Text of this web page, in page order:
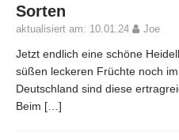
Sorten
aktualisiert am: 10.01.24 Joe
Jetzt endlich eine schöne
süßen leckeren Früchte noch
Deutschland sind diese
Beim […]